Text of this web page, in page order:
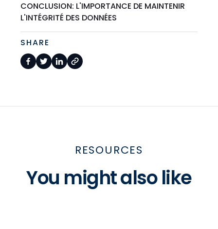
CONCLUSION: L'IMPORTANCE DE MAINTENIR
L'INTÉGRITÉ DES DONNÉES
SHARE
RESOURCES
You might also like